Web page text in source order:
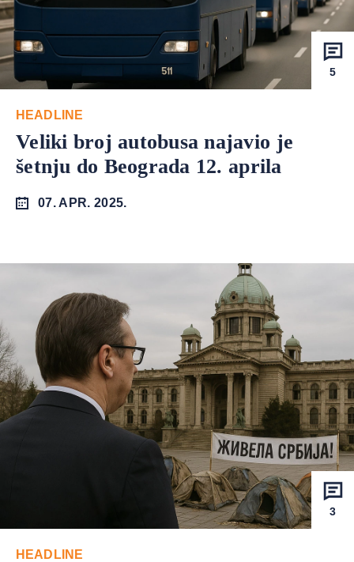
5
HEADLINE
Veliki broj autobusa najavio je
šetnju do Beograda 12. aprila
07. APR. 2025.
3
HEADLINE